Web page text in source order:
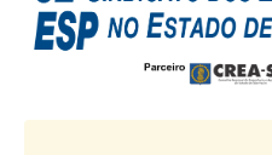
PALAVRA DO PRESIDENTE
DIRETORIA